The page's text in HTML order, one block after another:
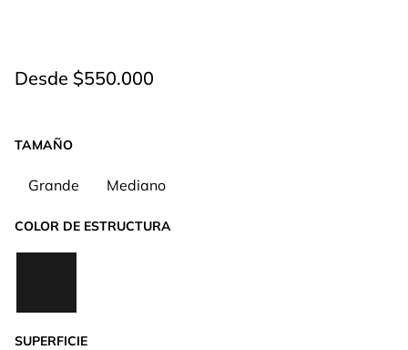
Desde $550.000
TAMAÑO
Grande Mediano
COLOR DE ESTRUCTURA
SUPERFICIE